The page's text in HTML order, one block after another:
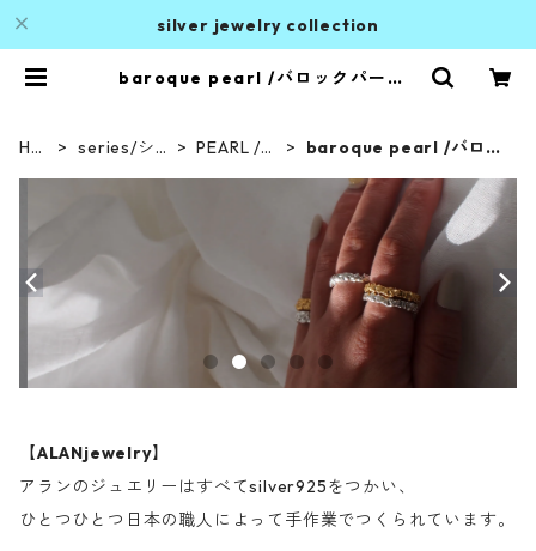
silver jewelry collection
baroque pearl /バロックパール |
HO
series/シ
PEARL /パ
baroque pearl /バロッ
【ALANjewelry】
アランのジュエリーはすべてsilver925をつかい、
ひとつひとつ日本の職人によって手作業でつくられています。